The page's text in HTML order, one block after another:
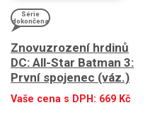
Série
dokončena
Znovuzrození hrdinů
DC: All-Star Batman 3:
První spojenec (váz.)
Vaše cena s DPH: 669 Kč